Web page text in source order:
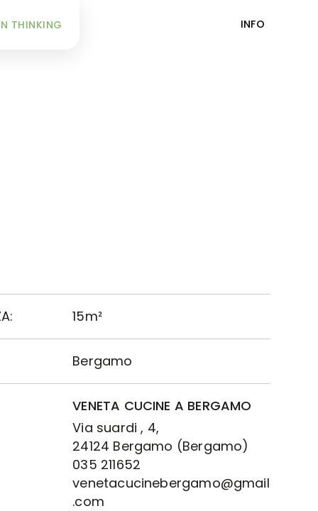
INFO
THINKING
15m²
Bergamo
VENETA CUCINE A BERGAMO
Via suardi , 4,
24124 Bergamo (Bergamo)
035 211652
venetacucinebergamo@gmail
.com